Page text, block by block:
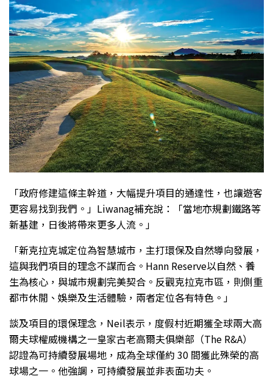
「政府修建這條主幹道，大幅提升項目的通達性，也讓遊客
更容易找到我們。」Liwanag補充說：「當地亦規劃鐵路等
新基建，日後將帶來更多人流。」
「新克拉克城定位為智慧城市，主打環保及自然導向發展，
這與我們項目的理念不謀而合。Hann Reserve以自然、養
生為核心，與城市規劃完美契合。反觀克拉克市區，則側重
都市休閒、娛樂及生活體驗，兩者定位各有特色。」
談及項目的環保理念，Neil表示，度假村近期獲全球兩大高
爾夫球權威機構之一皇家古老高爾夫俱樂部（The R&A）
認證為可持續發展場地，成為全球僅約 30 間獲此殊榮的高
球場之一。他強調，可持續發展並非表面功夫。